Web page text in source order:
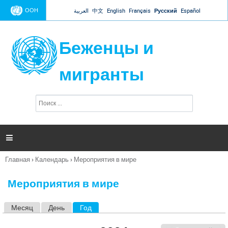
Jump to navigation
ООН العربية 中文 English Français Русский Español
Беженцы и
мигранты
п
и

Вы
Главная › Календарь › Мероприятия в мире
Мероприятия в мире
Месяц День Год